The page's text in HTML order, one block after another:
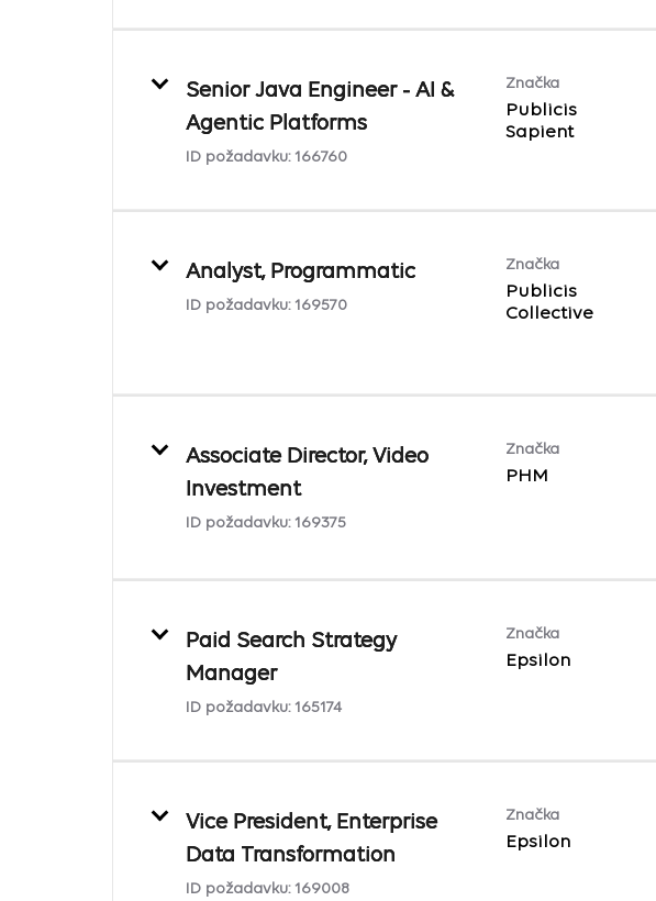
Senior Java Engineer - AI &
Agentic Platforms
ID požadavku: 166760
Značka
Publicis
Sapient
Analyst, Programmatic
ID požadavku: 169570
Značka
Publicis
Collective
Associate Director, Video
Investment
ID požadavku: 169375
Značka
PHM
Paid Search Strategy
Manager
ID požadavku: 165174
Značka
Epsilon
Vice President, Enterprise
Data Transformation
ID požadavku: 169008
Značka
Epsilon